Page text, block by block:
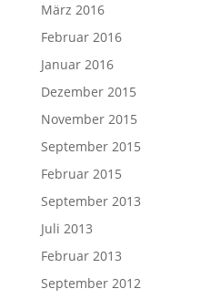
März 2016
Februar 2016
Januar 2016
Dezember 2015
November 2015
September 2015
Februar 2015
September 2013
Juli 2013
Februar 2013
September 2012